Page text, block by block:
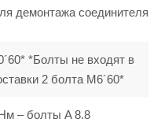
демонтажа соединителя
*Болты не входят в
2 болта M6´60*
Нм – болты A 8.8